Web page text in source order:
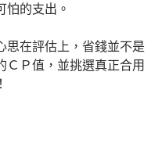
怕的支出。
思在評估上，省錢並不是
ＣＰ值，並挑選真正合用